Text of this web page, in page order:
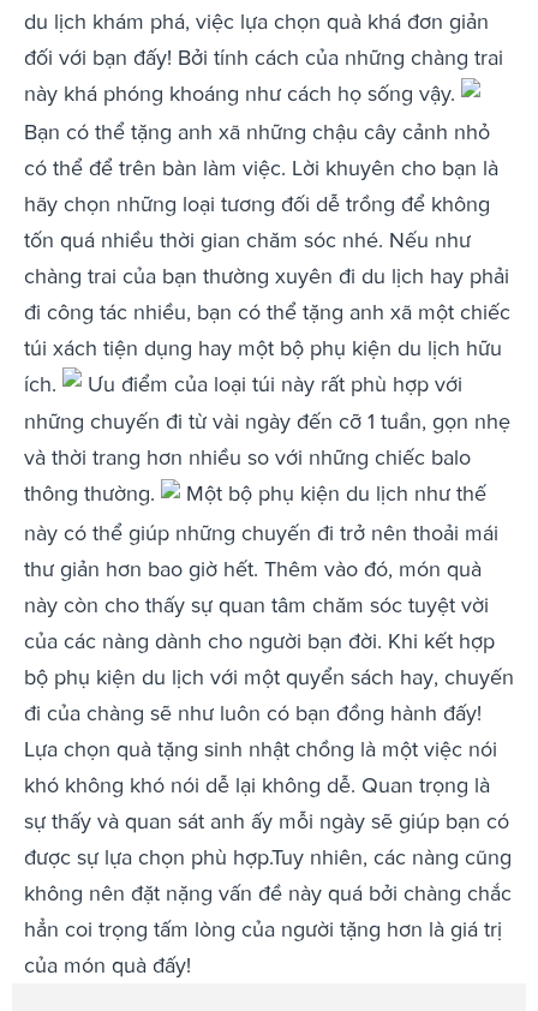
du lịch khám phá, việc lựa chọn quà khá đơn giản
đối với bạn đấy! Bởi tính cách của những chàng trai
này khá phóng khoáng như cách họ sống vậy.
Bạn có thể tặng anh xã những chậu cây cảnh nhỏ
có thể để trên bàn làm việc. Lời khuyên cho bạn là
hãy chọn những loại tương đối dễ trồng để không
tốn quá nhiều thời gian chăm sóc nhé. Nếu như
chàng trai của bạn thường xuyên đi du lịch hay phải
đi công tác nhiều, bạn có thể tặng anh xã một chiếc
túi xách tiện dụng hay một bộ phụ kiện du lịch hữu
ích.
Ưu điểm của loại túi này rất phù hợp với
những chuyến đi từ vài ngày đến cỡ 1 tuần, gọn nhẹ
và thời trang hơn nhiều so với những chiếc balo
thông thường.
Một bộ phụ kiện du lịch như thế
này có thể giúp những chuyến đi trở nên thoải mái
thư giản hơn bao giờ hết. Thêm vào đó, món quà
này còn cho thấy sự quan tâm chăm sóc tuyệt vời
của các nàng dành cho người bạn đời. Khi kết hợp
bộ phụ kiện du lịch với một quyển sách hay, chuyến
đi của chàng sẽ như luôn có bạn đồng hành đấy!
Lựa chọn quà tặng sinh nhật chồng là một việc nói
khó không khó nói dễ lại không dễ. Quan trọng là
sự thấy và quan sát anh ấy mỗi ngày sẽ giúp bạn có
được sự lựa chọn phù hợp.Tuy nhiên, các nàng cũng
không nên đặt nặng vấn đề này quá bởi chàng chắc
hẳn coi trọng tấm lòng của người tặng hơn là giá trị
của món quà đấy!